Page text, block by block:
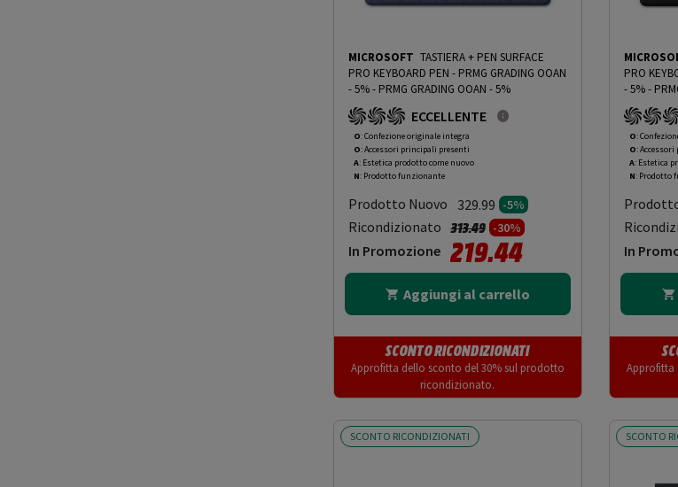
MICROSOFT TASTIERA + PEN SURFACE
PRO KEYBOARD PEN - PRMG GRADING OOAN
- 5%- PRMG GRADING OOAN - 5%
ECCELLENTE
O: Confezione originale integra
O: Accessori principali presenti
A: Estetica prodotto come nuovo
N: Prodotto funzionante
Prodotto Nuovo 329.99 -5%
Ricondizionato Prezzo ridotto da
313.49a-30%
In Promozione 219.44
Aggiungi al carrello
SCONTO RICONDIZIONATI
Approfitta dello sconto del 30% sul prodotto
ricondizionato.
PRO KEYBOARD PEN -
- 5%-
O:
O:
A: Estetica
N: Prodotto
In
Approfitta
SCONTO RICONDIZIONATI SCONTO